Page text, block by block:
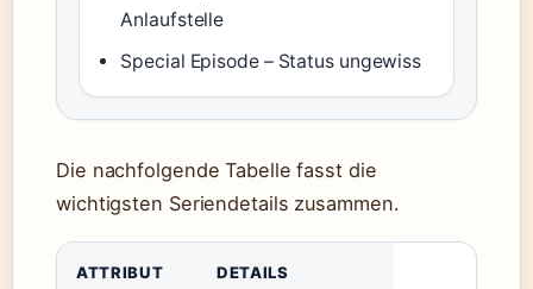
Anlaufstelle
Special Episode – Status ungewiss
Die nachfolgende Tabelle fasst die
wichtigsten Seriendetails zusammen.
ATTRIBUT DETAILS